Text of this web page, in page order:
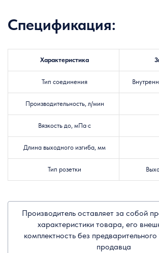
Спецификация:
Характеристика
Тип соединения
Производительность, л/мин
Вязкость до, мПа·с
Длина выходного изгиба, мм
Тип розетки
Производитель оставляет за собой
характеристики товара, его
комплектность без
продавца